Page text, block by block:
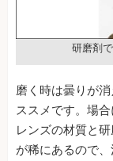
研磨剤で
磨く時は曇りが
ススメです。場
レンズの材質と
が稀にあるので、